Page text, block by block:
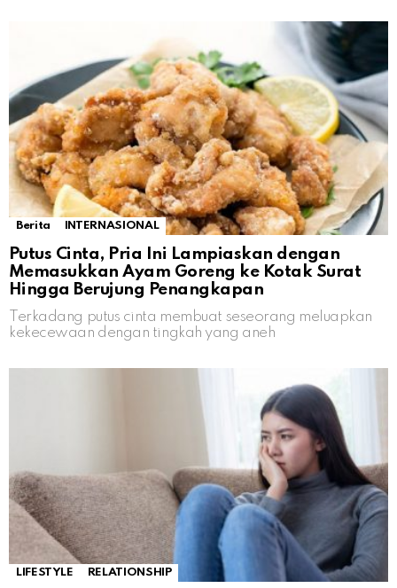
Berita INTERNASIONAL
Putus Cinta, Pria Ini Lampiaskan dengan
Memasukkan Ayam Goreng ke Kotak Surat
Hingga Berujung Penangkapan
Terkadang putus cinta membuat seseorang meluapkan
kekecewaan dengan tingkah yang aneh
LIFESTYLE RELATIONSHIP